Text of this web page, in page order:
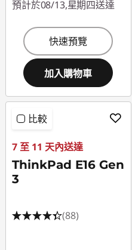
預計於08/13,星期四送達
快速預覽
加入購物車
比較
7 至 11 天內送達
ThinkPad E16 Gen
3
(88)